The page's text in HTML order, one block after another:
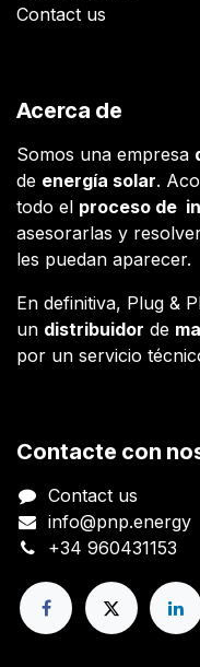
Contact us
Acerca de
Somos una empresa
de energía solar.
todo el proceso de
asesorarlas y
les puedan aparecer.
En definitiva, Plug &
un distribuidor de
por un servicio
Contacte con
Contact us
info@pnp.energy
+34 960431153